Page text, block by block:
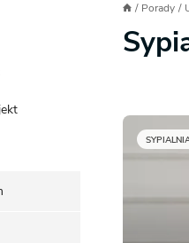
Projekty garażydo 70 m²
Zobacz wszystkie kategorie
Działka
3
- ETAP 4
Porady